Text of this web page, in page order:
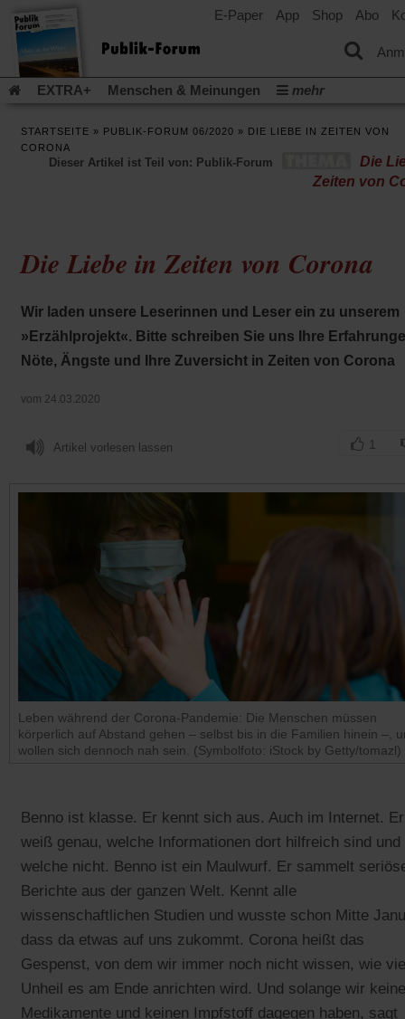
E-Paper App Shop Abo
EXTRA+ Menschen & Meinungen
mehr
Aufstehen & Handeln
EXTRA
Edition Dossier Weisheitsletter
Spiritletter
in
einem
Tab)
in
einem
Tab)
Gleichberechtigung
Künstliche Intelligenz
(Öffnet
neuen
Tab)
Was gibt
in
neuen
Tab)
in
Flucht und Migration
Video-Podcast »Veranstaltungen«
Podcast »Veranstaltungen«
Schriftgröße ändern:
STARTSEITE » PUBLIK-FORUM 06/2020 » DIE LIEBE IN ZEITEN VON
CORONA
Dieser Artikel ist Teil von: Publik-Forum
Die
Zeiten von
Die Liebe in Zeiten von Corona
Wir laden unsere Leserinnen und Leser ein zu unserem
»Erzählprojekt«. Bitte schreiben Sie uns Ihre
Nöte, Ängste und Ihre Zuversicht in Zeiten von Corona
vom 24.03.2020
Artikel vorlesen lassen 1
Leben während der Corona-Pandemie: Die Menschen müssen
körperlich auf Abstand gehen – selbst bis in die Familien hinein –,
wollen sich dennoch nah sein. (Symbolfoto: iStock by Getty/tomazl)
Benno ist klasse. Er kennt sich aus. Auch im Internet. Er
weiß genau, welche Informationen dort hilfreich sind und
welche nicht. Benno ist ein Maulwurf. Er sammelt
Berichte aus der ganzen Welt. Kennt alle
wissenschaftlichen Studien und wusste schon Mitte
dass da etwas auf uns zukommt. Corona heißt das
Gespenst, von dem wir immer noch nicht wissen, wie
Unheil es am Ende anrichten wird. Und solange wir keine
Medikamente und keinen Impfstoff dagegen haben, sagt